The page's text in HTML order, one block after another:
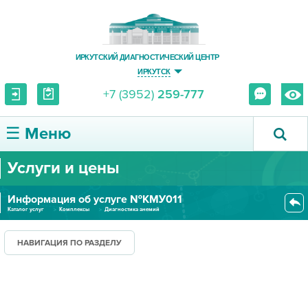
ИРКУТСКИЙ ДИАГНОСТИЧЕСКИЙ ЦЕНТР
ИРКУТСК
+7 (3952) 259-777
☰ Меню
О ЦЕНТРЕ
УСЛУГИ И ЦЕНЫ
ПАЦИЕНТУ
Услуги и цены
Информация об услуге №КМУ011
Каталог услуг Комплексы Диагностика анемий
НАВИГАЦИЯ ПО РАЗДЕЛУ